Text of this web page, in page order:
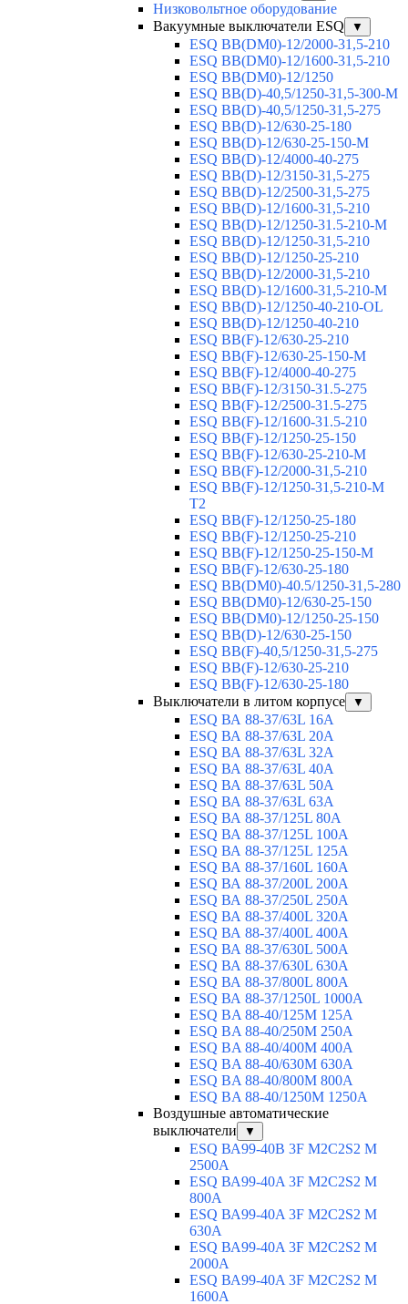
Низковольтное оборудование
Вакуумные выключатели ESQ
▼
ESQ ВВ(DM0)-12/2000-31,5-210
ESQ ВВ(DM0)-12/1600-31,5-210
ESQ ВВ(DM0)-12/1250
ESQ ВВ(D)-40,5/1250-31,5-300-М
ESQ ВВ(D)-40,5/1250-31,5-275
ESQ ВВ(D)-12/630-25-180
ESQ ВВ(D)-12/630-25-150-М
ESQ ВВ(D)-12/4000-40-275
ESQ ВВ(D)-12/3150-31,5-275
ESQ ВВ(D)-12/2500-31,5-275
ESQ ВВ(D)-12/1600-31,5-210
ESQ ВВ(D)-12/1250-31.5-210-М
ESQ ВВ(D)-12/1250-31,5-210
ESQ ВВ(D)-12/1250-25-210
ESQ BB(D)-12/2000-31,5-210
ESQ BB(D)-12/1600-31,5-210-М
ESQ BB(D)-12/1250-40-210-OL
ESQ BB(D)-12/1250-40-210
ESQ ВВ(F)-12/630-25-210
ESQ ВВ(F)-12/630-25-150-М
ESQ ВВ(F)-12/4000-40-275
ESQ ВВ(F)-12/3150-31.5-275
ESQ ВВ(F)-12/2500-31.5-275
ESQ ВВ(F)-12/1600-31.5-210
ESQ ВВ(F)-12/1250-25-150
ESQ BB(F)-12/630-25-210-М
ESQ BB(F)-12/2000-31,5-210
ESQ BB(F)-12/1250-31,5-210-М
T2
ESQ BB(F)-12/1250-25-180
ESQ ВВ(F)-12/1250-25-210
ESQ ВВ(F)-12/1250-25-150-М
ESQ BB(F)-12/630-25-180
ESQ ВВ(DM0)-40.5/1250-31,5-280
ESQ ВВ(DM0)-12/630-25-150
ESQ ВВ(DM0)-12/1250-25-150
ESQ BB(D)-12/630-25-150
ESQ ВВ(F)-40,5/1250-31,5-275
ESQ ВВ(F)-12/630-25-210
ESQ ВВ(F)-12/630-25-180
Выключатели в литом корпусе
▼
ESQ ВА 88-37/63L 16A
ESQ ВА 88-37/63L 20A
ESQ ВА 88-37/63L 32A
ESQ ВА 88-37/63L 40A
ESQ ВА 88-37/63L 50A
ESQ ВА 88-37/63L 63A
ESQ ВА 88-37/125L 80A
ESQ ВА 88-37/125L 100A
ESQ ВА 88-37/125L 125A
ESQ ВА 88-37/160L 160A
ESQ ВА 88-37/200L 200A
ESQ ВА 88-37/250L 250A
ESQ ВА 88-37/400L 320A
ESQ ВА 88-37/400L 400A
ESQ ВА 88-37/630L 500A
ESQ ВА 88-37/630L 630A
ESQ ВА 88-37/800L 800A
ESQ ВА 88-37/1250L 1000A
ESQ BA 88-40/125M 125A
ESQ BA 88-40/250M 250A
ESQ BA 88-40/400M 400A
ESQ BA 88-40/630М 630A
ESQ BA 88-40/800M 800A
ESQ BA 88-40/1250М 1250A
Воздушные автоматические
выключатели
▼
ESQ ВА99-40B 3F M2C2S2 M
2500A
ESQ ВА99-40A 3F M2C2S2 М
800A
ESQ ВА99-40A 3F M2C2S2 М
630A
ESQ ВА99-40A 3F M2C2S2 М
2000A
ESQ ВА99-40A 3F M2C2S2 М
1600A